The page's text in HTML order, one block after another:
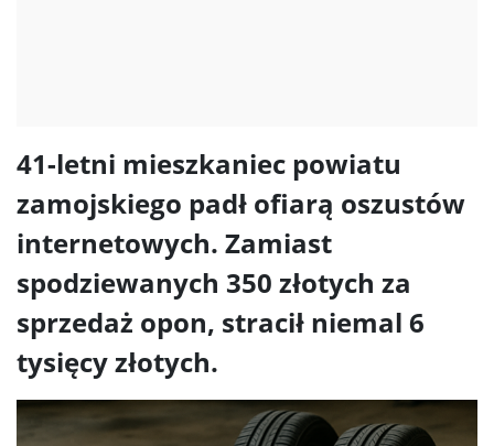
41-letni mieszkaniec powiatu
zamojskiego padł ofiarą oszustów
internetowych. Zamiast
spodziewanych 350 złotych za
sprzedaż opon, stracił niemal 6
tysięcy złotych.